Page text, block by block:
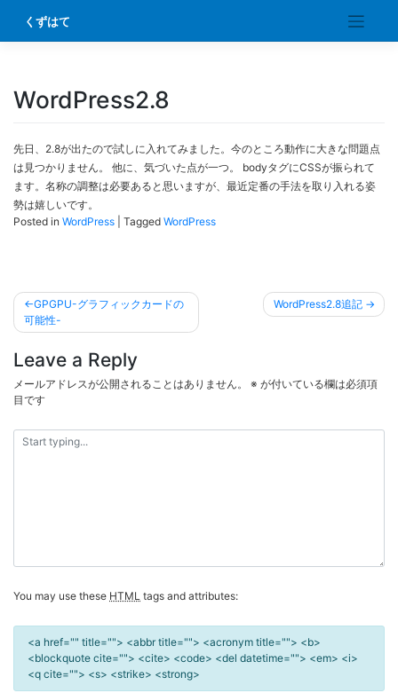
content
くずはて
WordPress2.8
先日、2.8が出たので試しに入れてみました。今のところ動作に大きな問題点
は見つかりません。 他に、気づいた点が一つ。 bodyタグにCSSが振られて
ます。名称の調整は必要あると思いますが、最近定番の手法を取り入れる姿
勢は嬉しいです。
Posted in WordPress Tagged WordPress
投
稿
ナ
ビ
ゲ
ー
シ
GPGPU-グラフィックカードの
可能性-
WordPress2.8追記
Leave a Reply
メールアドレスが公開されることはありません。 ※ が付いている欄は必須項
目です
You may use these HTML tags and attributes:
<a href="" title=""> <abbr title=""> <acronym title=""> <b>
<blockquote cite=""> <cite> <code> <del datetime=""> <em> <i>
<q cite=""> <s> <strike> <strong>